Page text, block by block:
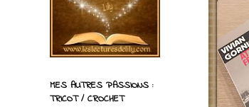
MES AUTRES PASSIONS :
TRICOT / CROCHET